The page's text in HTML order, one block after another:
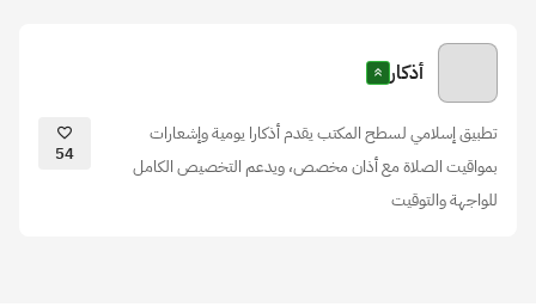
أذكار
تطبيق إسلامي لسطح المكتب يقدم أذكارا يومية وإشعارات
بمواقيت الصلاة مع أذان مخصص، ويدعم التخصيص الكامل
للواجهة والتوقيت
54